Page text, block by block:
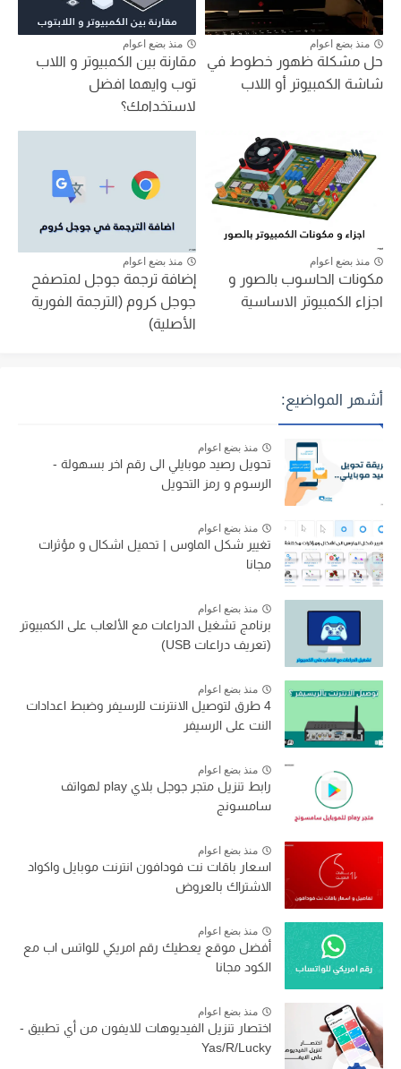
منذ بضع اعوام
حل مشكلة ظهور خطوط في
شاشة الكمبيوتر أو اللاب
منذ بضع اعوام
مقارنة بين الكمبيوتر و اللاب
توب وايهما افضل
لاستخدامك؟
منذ بضع اعوام
مكونات الحاسوب بالصور و
اجزاء الكمبيوتر الاساسية
منذ بضع اعوام
إضافة ترجمة جوجل لمتصفح
جوجل كروم (الترجمة الفورية
الأصلية)
أشهر المواضيع:
منذ بضع اعوام
تحويل رصيد موبايلي الى رقم اخر بسهولة -
الرسوم و رمز التحويل
منذ بضع اعوام
تغيير شكل الماوس | تحميل اشكال و مؤثرات
مجانا
منذ بضع اعوام
برنامج تشغيل الدراعات مع الألعاب على الكمبيوتر
(تعريف دراعات USB)
منذ بضع اعوام
4 طرق لتوصيل الانترنت للرسيفر وضبط اعدادات
النت على الرسيفر
منذ بضع اعوام
رابط تنزيل متجر جوجل بلاي play لهواتف
سامسونج
منذ بضع اعوام
اسعار باقات نت فودافون انترنت موبايل واكواد
الاشتراك بالعروض
منذ بضع اعوام
أفضل موقع يعطيك رقم امريكي للواتس اب مع
الكود مجانا
منذ بضع اعوام
اختصار تنزيل الفيديوهات للايفون من أي تطبيق -
Yas/R/Lucky